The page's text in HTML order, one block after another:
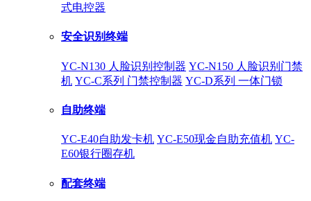
式电控器
安全识别终端
YC-N130 人脸识别控制器 YC-N150 人脸识别门禁
机 YC-C系列 门禁控制器 YC-D系列 一体门锁
自助终端
YC-E40自助发卡机 YC-E50现金自助充值机 YC-
E60银行圈存机
配套终端